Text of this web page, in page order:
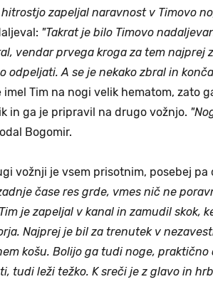
zapeljal naravnost v Timovo
"Takrat je bilo Timovo
vendar prvega kroga za tem najprej
odpeljati. A se je nekako zbral in
Tim na nogi velik hematom, zato
in ga je pripravil na drugo vožnjo.
Bogomir.
vožnji je vsem prisotnim, posebej pa
čase res grde, vmes nič ne
je zapeljal v kanal in zamudil skok,
Najprej je bil za trenutek v
košu. Bolijo ga tudi noge, praktično
tudi leži težko. K sreči je z glavo in